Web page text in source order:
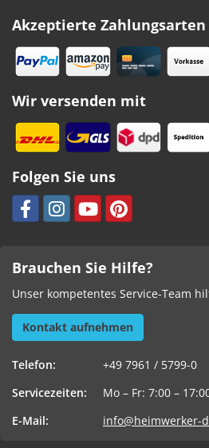
Akzeptierte Zahlungsarten
Wir versenden mit
Folgen Sie uns
Brauchen Sie Hilfe?
Unser kompetentes Service-Team
Kontakt aufnehmen
Telefon:
+49 7961 / 5799-0
Servicezeiten:
Mo – Fr: 7:00 –
E-Mail:
info@heimwerker-